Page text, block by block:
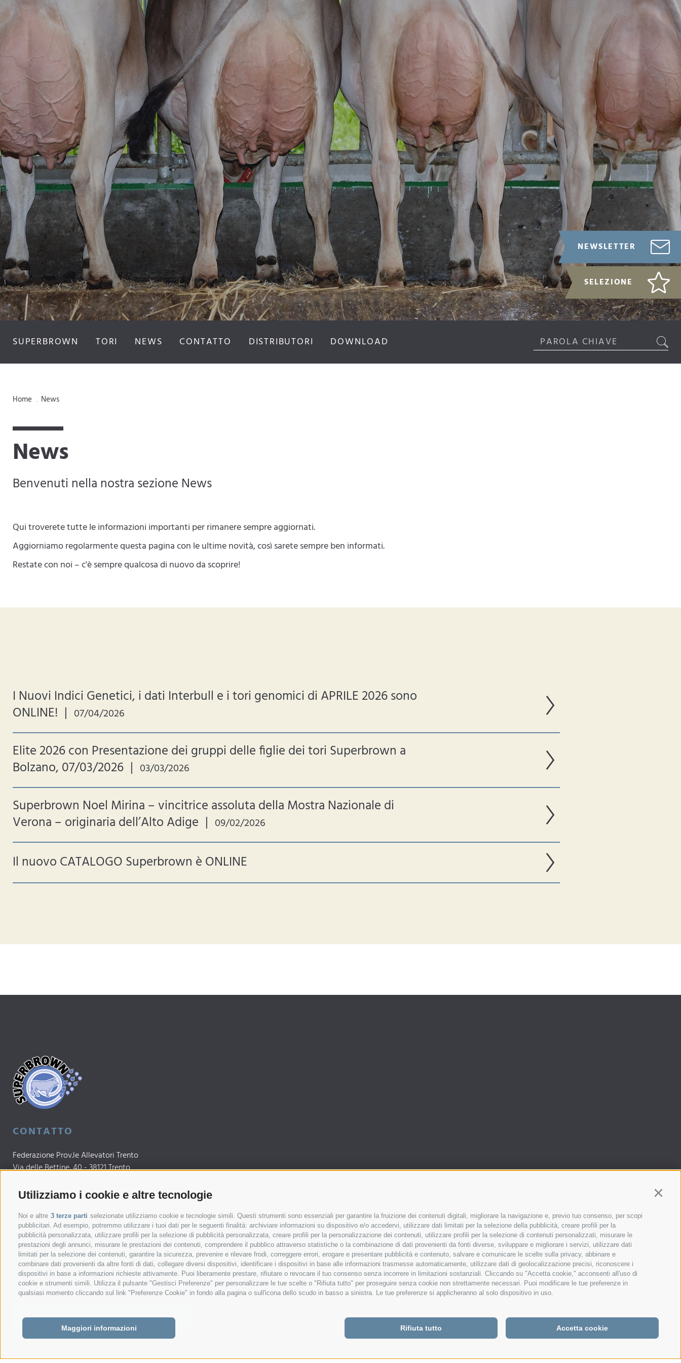
Utilizziamo i cookie e altre tecnologie
Noi e altre 3 terze parti selezionate utilizziamo cookie e tecnologie simili. Questi strumenti sono essenziali per garantire la fruizione dei contenuti digitali, migliorare la navigazione e, previo tuo consenso, per scopi
pubblicitari. Ad esempio, potremmo utilizzare i tuoi dati per le seguenti finalità: archiviare informazioni su dispositivo e/o accedervi, utilizzare dati limitati per la selezione della pubblicità, creare profili per la
pubblicità personalizzata, utilizzare profili per la selezione di pubblicità personalizzata, creare profili per la personalizzazione dei contenuti, utilizzare profili per la selezione di contenuti personalizzati, misurare le
prestazioni degli annunci, misurare le prestazioni dei contenuti, comprendere il pubblico attraverso statistiche o la combinazione di dati provenienti da fonti diverse, sviluppare e migliorare i servizi, utilizzare dati
limitati per la selezione dei contenuti, garantire la sicurezza, prevenire e rilevare frodi, correggere errori, erogare e presentare pubblicità e contenuto, salvare e comunicare le scelte sulla privacy, abbinare e
combinare dati provenienti da altre fonti di dati, collegare diversi dispositivi, identificare i dispositivi in base alle informazioni trasmesse automaticamente, utilizzare dati di geolocalizzazione precisi, riconoscere i
dispositivi in base a informazioni richieste attivamente. Puoi liberamente prestare, rifiutare o revocare il tuo consenso senza incorrere in limitazioni sostanziali. Cliccando su "Accetta cookie," acconsenti all'uso di
cookie e strumenti simili. Utilizza il pulsante "Gestisci Preferenze" per personalizzare le tue scelte o "Rifiuta tutto" per proseguire senza cookie non strettamente necessari. Puoi modificare le tue preferenze in
qualsiasi momento cliccando sul link "Preferenze Cookie" in fondo alla pagina o sull'icona dello scudo in basso a sinistra. Le tue preferenze si applicheranno al solo dispositivo in uso.
Accetta cookie
Rifiuta tutto
Maggiori informazioni
NEWSLETTER
SELEZIONE
SUPERBROWN TORI NEWS CONTATTO DISTRIBUTORI DOWNLOAD
Home . News
News
Benvenuti nella nostra sezione News
Qui troverete tutte le informazioni importanti per rimanere sempre aggiornati.
Aggiorniamo regolarmente questa pagina con le ultime novità, così sarete sempre ben informati.
Restate con noi – c'è sempre qualcosa di nuovo da scoprire!
I Nuovi Indici Genetici, i dati Interbull e i tori genomici di APRILE 2026 sono
ONLINE! | 07/04/2026
Elite 2026 con Presentazione dei gruppi delle figlie dei tori Superbrown a
Bolzano, 07/03/2026 | 03/03/2026
Superbrown Noel Mirina – vincitrice assoluta della Mostra Nazionale di
Verona – originaria dell’Alto Adige | 09/02/2026
Il nuovo CATALOGO Superbrown è ONLINE
CONTATTO
Federazione Prov.le Allevatori Trento
Via delle Bettine, 40 - 38121 Trento
Tel.:+39 0461 432111
SEMPRE AGGIORNATI
Notizie e informazioni da Federazione Provinciale Razza Bruna direttamente nella vostra casella di posta elettronica.
REGISTRAZIONE NEWSLETTER